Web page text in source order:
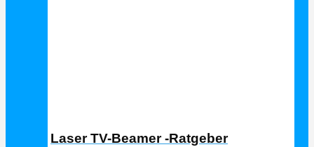
Laser TV-Beamer -Ratgeber